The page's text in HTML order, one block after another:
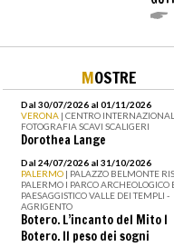
MOSTRE
Dal 30/07/2026 al 01/11/2026
VERONA | CENTRO
FOTOGRAFIA SCAVI SCALIGERI
Dorothea Lange
Dal 24/07/2026 al 31/10/2026
PALERMO | PALAZZO BELMONTE
PALERMO I PARCO ARCHEOLOGICO
PAESAGGISTICO VALLE DEI TEMPLI -
AGRIGENTO
Botero. L’incanto del Mito I
Botero. Il peso dei sogni